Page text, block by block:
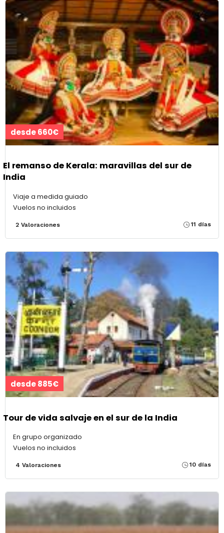
desde 660€
El remanso de Kerala: maravillas del sur de
India
Viaje a medida guiado
Vuelos no incluidos
2 Valoraciones 11 días
desde 885€
Tour de vida salvaje en el sur de la India
En grupo organizado
Vuelos no incluidos
4 Valoraciones 10 días